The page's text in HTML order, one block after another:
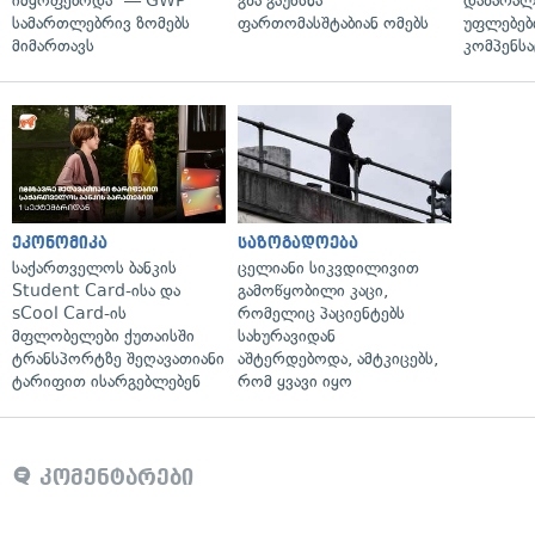
სამართლებრივ ზომებს
მიმართავს
ფართომასშტაბიან ომებს
ეკონომიკა
საქართველოს ბანკის
Student Card-ისა და
sCool Card-ის
მფლობელები ქუთაისში
ტრანსპორტზე შეღავათიანი
ტარიფით ისარგებლებენ
საზოგადოება
ცელიანი სიკვდილივით
გამოწყობილი კაცი,
რომელიც პაციენტებს
სახურავიდან
აშტერდებოდა, ამტკიცებს,
რომ ყვავი იყო
კომენტარები